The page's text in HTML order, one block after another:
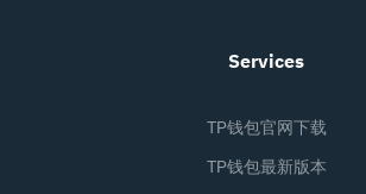
Services
TP钱包官网下载
TP钱包最新版本